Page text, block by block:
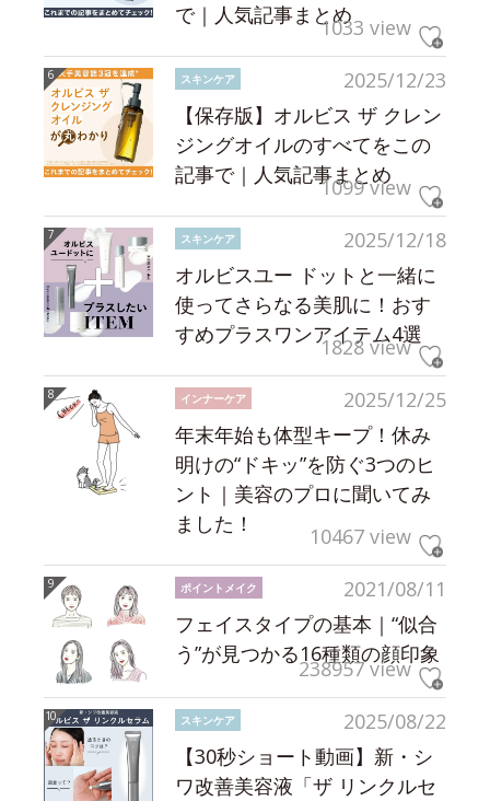
で｜人気記事まとめ1033 view
2025/12/23
スキンケア
【保存版】オルビス ザ クレン
ジングオイルのすべてをこの
記事で｜人気記事まとめ
1099 view
2025/12/18
スキンケア
オルビスユー ドットと一緒に
使ってさらなる美肌に！おす
すめプラスワンアイテム4選
1828 view
2025/12/25
インナーケア
年末年始も体型キープ！休み
明けの“ドキッ”を防ぐ3つのヒ
ント｜美容のプロに聞いてみ
ました！
10467 view
2021/08/11
ポイントメイク
フェイスタイプの基本｜“似合
う”が見つかる16種類の顔印象
238957 view
2025/08/22
スキンケア
【30秒ショート動画】新・シ
ワ改善美容液「ザ リンクルセ